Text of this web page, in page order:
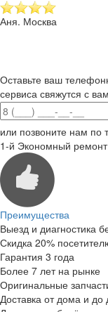
Аня. Москва
Оставьте ваш
сервиса свяжутся с
или позвоните нам по
1-й Экономный
Преимущества
Выезд и диагностика
Скидка 20%
Гарантия 3 года
Более 7 лет на рынке
Оригинальные
Доставка от дома и до